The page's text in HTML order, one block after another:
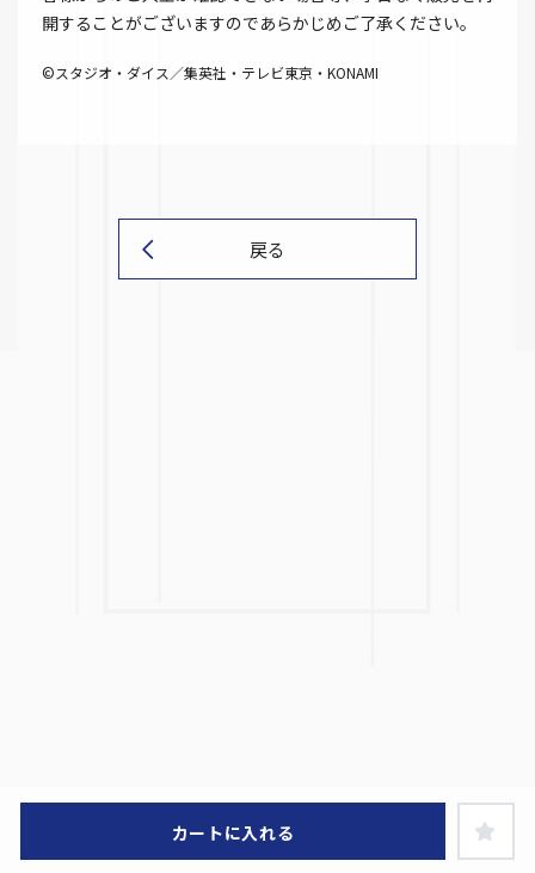
カートに入れる
開することがございますのであらかじめご了承ください。
©スタジオ・ダイス／集英社・テレビ東京・KONAMI
戻る